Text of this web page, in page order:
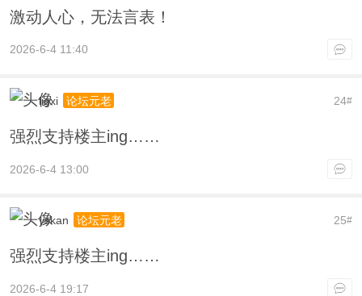
激动人心，无法言表！
2026-6-4 11:40
24#
ligxi 论坛元老
强烈支持楼主ing……
2026-6-4 13:00
25#
yskan 论坛元老
强烈支持楼主ing……
2026-6-4 19:17